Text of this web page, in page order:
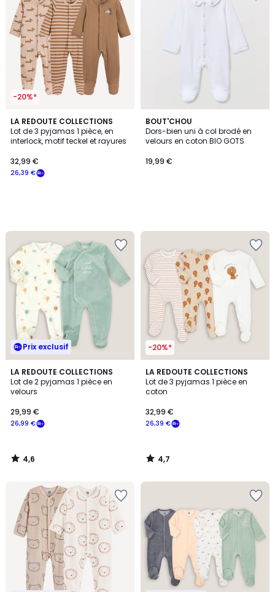
-20%*
LA REDOUTE COLLECTIONS
Lot de 3 pyjamas 1 pièce, en
interlock, motif teckel et rayures
26,39 €
32,99 €
BOUT'CHOU
Dors-bien uni à col brodé en
velours en coton BIO GOTS
19,99 €
Prix exclusif
LA REDOUTE COLLECTIONS
Lot de 2 pyjamas 1 pièce en
velours
26,99 €
29,99 €
4,6
/ 5
4,6
/
-20%*
LA REDOUTE COLLECTIONS
Lot de 3 pyjamas 1 pièce en
coton
26,39 €
32,99 €
4,7
/ 5
4,7
/